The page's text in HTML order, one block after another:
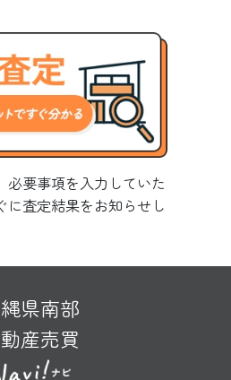
必要事項を入力していた
に査定結果をお知らせし
県南部
産売買